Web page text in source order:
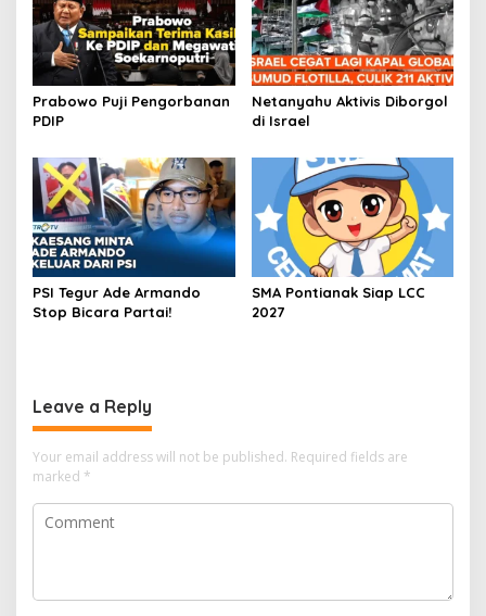
Prabowo Puji Pengorbanan
PDIP
Netanyahu Aktivis Diborgol
di Israel
PSI Tegur Ade Armando
Stop Bicara Partai!
SMA Pontianak Siap LCC
2027
Leave a Reply
Your email address will not be published. Required fields are
marked *